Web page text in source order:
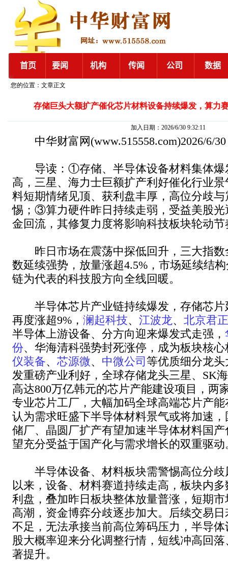
您的位置：文章正文
存储巨头大额扩产催化芯片材料设备持续爆发，算力
加入日期：2026/6/30 9:32:11
中华财富网 (www.515558.com)2026/6/
导读：①存储、半导体设备材料集体爆
高，三星、海力士巨额扩产利好催化行业
料短期情绪见顶、获利盘丰厚，高位分歧
惕；③算力硬件昨日持续走弱，受益美股光
金回流，其修复力度将影响科技板块轮动节
昨日市场在震荡中探低回升，三大指数
数延续强势，放量涨超4.5%，市场延续结
链为代表的科技股方向全线回暖。
半导体芯片产业链持续爆发，存储芯片
再度涨超9%， 澜起科技、 江波龙、 北京君正
半导体上游设备、分方向迎来爆发式走强，
份、华海清科强势封死涨停，成为板块核心
仪装备、 芯源微、 中微公司 等优质细分龙
发重磅产业利好，全球存储龙头三星、SK
高达800万亿韩元的芯片产能建设项目，两
专业芯片工厂，大幅加码全球高端芯片产
认为需求旺盛下半导体材料景气或将加速
储厂、晶圆厂扩产有望加速半导体材料国
望充分受益于国产化与需求增长的双重驱动
半导体设备、材料板块需警惕高位分歧
以来，设备、材料赛道持续走高，板块内
利盘，叠加昨日板块整体放量普涨，短期
高潮，资金博弈分歧逐步加大。后续交易
不足，无法承接当前高位筹码压力，半导
股大概率迎来分化调整行情，短线冲高回
著提升。